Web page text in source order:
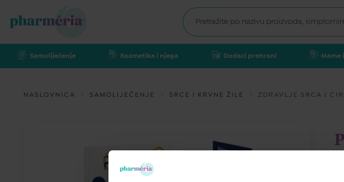
Samoliječenje Kozmetika i njega Dodaci prehrani Mame
NASLOVNICA SAMOLIJEČENJE SRCE I KRVNE ŽILE ZDRAVLJE SRCA I